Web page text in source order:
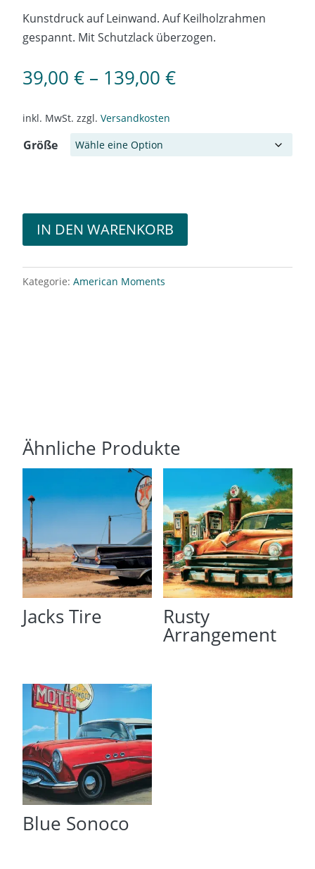
Kunstdruck auf Leinwand. Auf Keilholzrahmen
gespannt. Mit Schutzlack überzogen.
39,00 € – 139,00 €
inkl. MwSt. zzgl. Versandkosten
Größe
IN DEN WARENKORB
Kategorie: American Moments
Ähnliche Produkte
Jacks Tire Rusty
Arrangement
Blue Sonoco